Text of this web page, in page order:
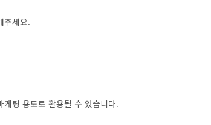
주세요.
팅 용도로 활용될 수 있습니다.